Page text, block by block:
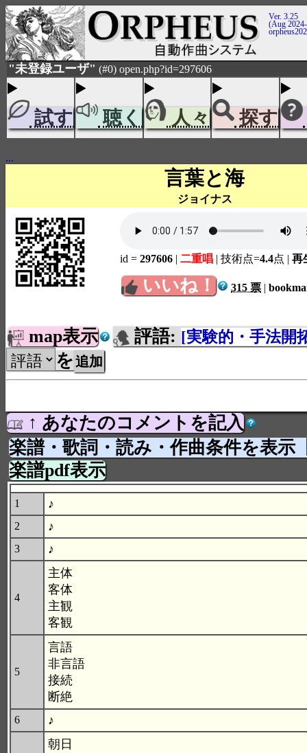
Ver. 3.25
(Aug
"未登録ユーザ" (#0) open.php?id=297606
試す 聴く 人々 探す
...
言葉と海
ジョイナス
id = 297606 | 二重唱 | 技術点=4.4点 | 再
いいね！ 315 票 |
map表示 評語: [実験的・手法開
を
↑ あなたのコメントを記入
楽譜・歌詞・読み・作曲条件を表示
楽譜pdf表示
1 ♪
2 ♪
3 ♪
4
主体
客体
主観
客観
5
言語
非言語
接続
断絶
6 ♪
朝日